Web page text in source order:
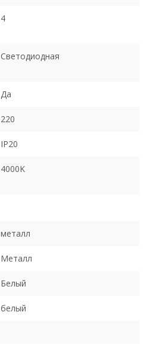
4
Светодиодная
Да
220
IP20
4000K
металл
Металл
Белый
белый